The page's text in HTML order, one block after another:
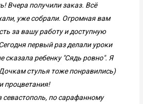
Вчера получили заказ. Всё
уже собрали. Огромная вам
за вашу работу и доступную
первый раз делали уроки
сказала ребенку "Сядь ровно". Я
стулья тоже понравились)
процветания!
севастополь, по сарафанному